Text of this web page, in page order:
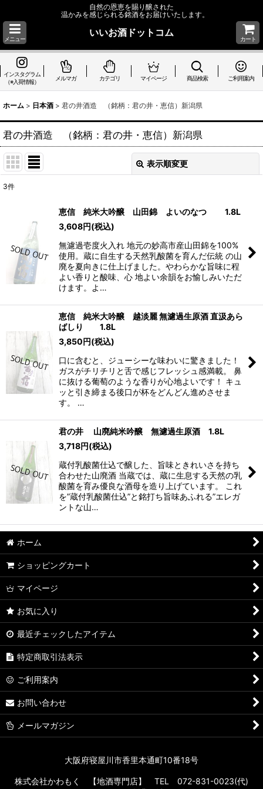
自然の恩恵を賜り醸された
温かみを感じられる銘酒をお届けいたします。
メニュー
いいお酒ドットコム
カート
インスタグラム
（※入荷情報）
メルマガ カテゴリ マイページ 商品検索 ご利用案内
ホーム > 日本酒 > 君の井酒造 （銘柄：君の井・恵信）新潟県
君の井酒造 （銘柄：君の井・恵信）新潟県
表示順変更
並び順
絞り込む
3件
恵信 純米大吟醸 山田錦 よいのなつ 1.8L
3,608円(税込)
無濾過壱度火入れ 地元の妙高市産山田錦を100%
使用。蔵に自生する天然乳酸菌を育んだ伝統 の山
廃を夏向きに仕上げました。やわらかな旨味に程
よい香りと酸味、心 地よい余韻をお愉しみいただ
けます。よ…
恵信 純米大吟醸 越淡麗 無濾過生原酒 直汲あら
ばしり 1.8L
3,850円(税込)
口に含むと、ジューシーな味わいに驚きました！
ガスがチリチリと舌で感じフレッシュ感満載。 鼻
に抜ける葡萄のような香りが心地よいです！ キュ
ッと引き締まる後口が杯をどんどん進めさせま
す。 …
君の井 山廃純米吟醸 無濾過生原酒 1.8L
3,718円(税込)
蔵付乳酸菌仕込で醸した、旨味ときれいさを持ち
合わせた山廃酒 当蔵では、蔵に生息する天然の乳
酸菌を育み優良な酒母を造り上げています。 これ
を”蔵付乳酸菌仕込”と銘打ち旨味あふれる”エレガ
ントな山…
ホーム
ショッピングカート
マイページ
お気に入り
最近チェックしたアイテム
特定商取引法表示
ご利用案内
お問い合わせ
メールマガジン
大阪府寝屋川市香里本通町10番18号
株式会社かわもく 【地酒専門店】 TEL 072-831-0023(代)